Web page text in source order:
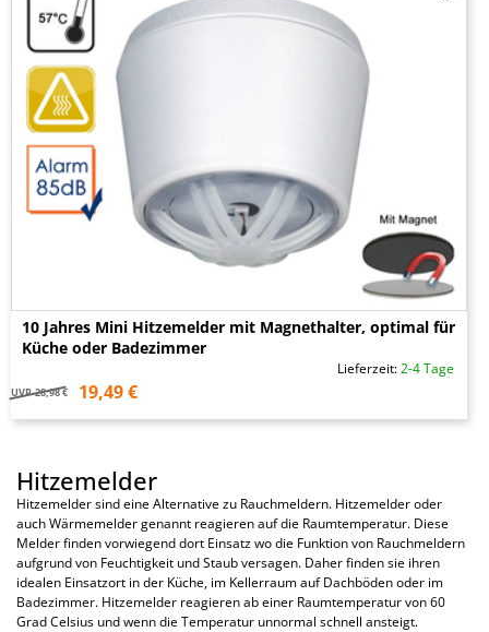
10 Jahres Mini Hitzemelder mit Magnethalter, optimal für
Küche oder Badezimmer
Lieferzeit:2-4 Tage
UVP 28,98 € 19,49 €
Hitzemelder
Hitzemelder sind eine Alternative zu Rauchmeldern. Hitzemelder oder
auch Wärmemelder genannt reagieren auf die Raumtemperatur. Diese
Melder finden vorwiegend dort Einsatz wo die Funktion von Rauchmeldern
aufgrund von Feuchtigkeit und Staub versagen. Daher finden sie ihren
idealen Einsatzort in der Küche, im Kellerraum auf Dachböden oder im
Badezimmer. Hitzemelder reagieren ab einer Raumtemperatur von 60
Grad Celsius und wenn die Temperatur unnormal schnell ansteigt.